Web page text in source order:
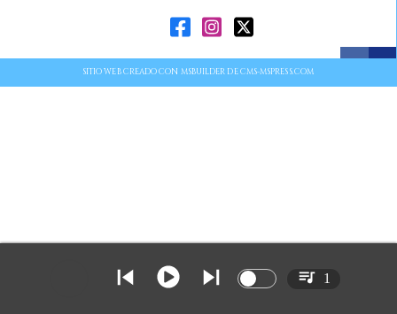
SITIO WEB CREADO CON MSBUILDER DE CMS-MSPRESS.COM
1